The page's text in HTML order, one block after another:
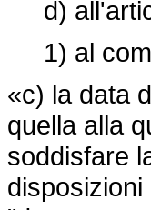
d)
1) al
«c) la data
quella alla
soddisfare